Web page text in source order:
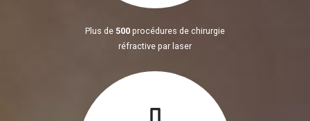
Plus de 500 procédures de chirurgie
réfractive par laser